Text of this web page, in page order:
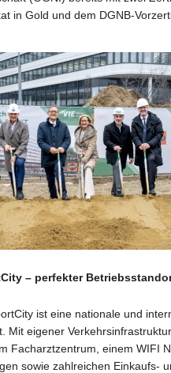
in Gold und dem DGNB-
– perfekter
ist eine nationale und
Mit eigener
Facharztzentrum, einem WIFI
sowie zahlreichen Einkaufs-